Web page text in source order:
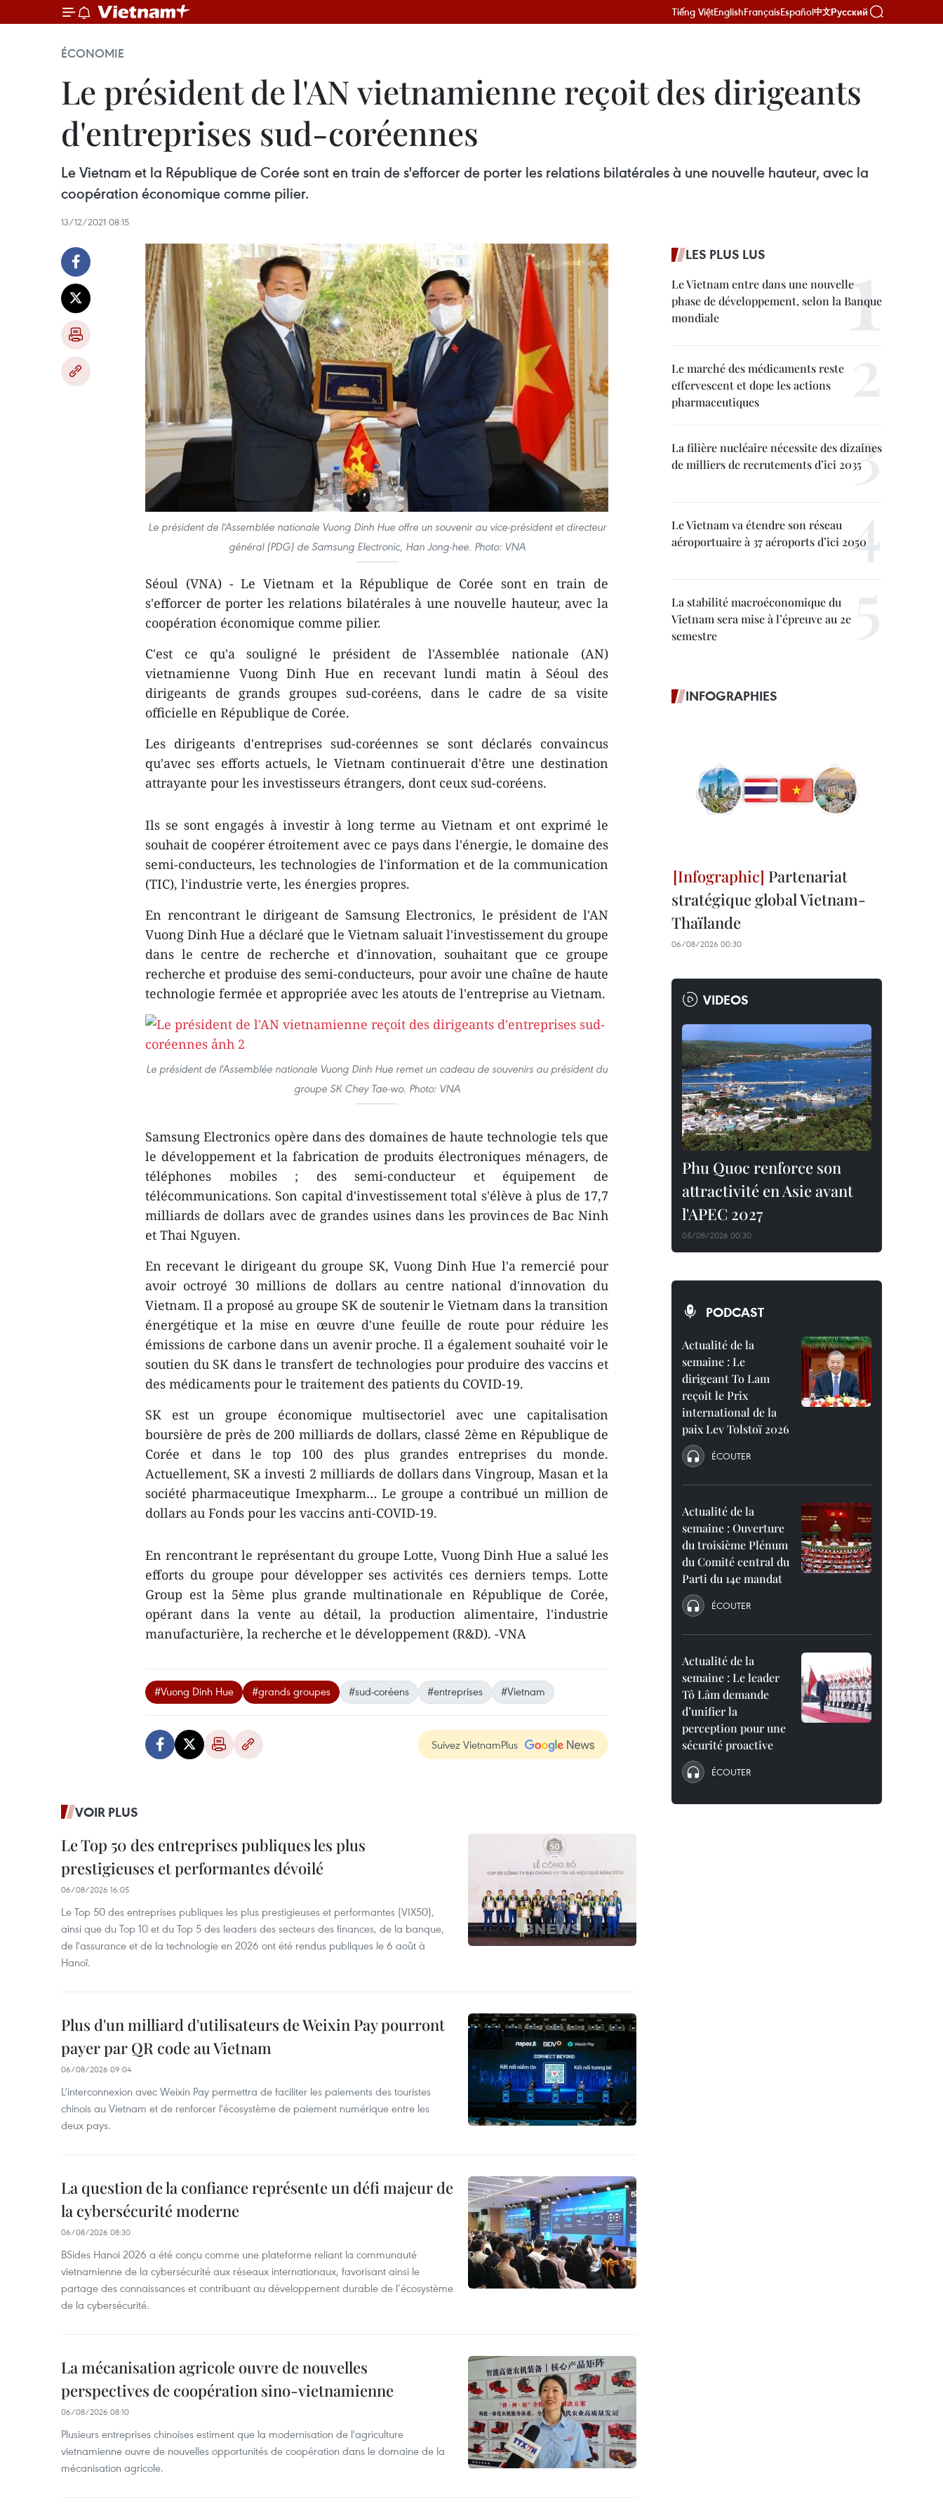
Tiếng ViệtEnglishFrançaisEspañol中文Русский
ÉCONOMIE
Le président de l'AN vietnamienne reçoit des dirigeants
d'entreprises sud-coréennes
Le Vietnam et la République de Corée sont en train de s'efforcer de porter les relations bilatérales à une nouvelle hauteur, avec la
coopération économique comme pilier.
13/12/2021 08:15
Le président de l'Assemblée nationale Vuong Dinh Hue offre un souvenir au vice-président et directeur
général (PDG) de Samsung Electronic, Han Jong-hee. Photo: VNA
Séoul (VNA) - Le Vietnam et la République de Corée sont en train de
s'efforcer de porter les relations bilatérales à une nouvelle hauteur, avec la
coopération économique comme pilier.
C'est ce qu'a souligné le président de l'Assemblée nationale (AN)
vietnamienne Vuong Dinh Hue en recevant lundi matin à Séoul des
dirigeants de grands groupes sud-coréens, dans le cadre de sa visite
officielle en République de Corée.
Les dirigeants d'entreprises sud-coréennes se sont déclarés convaincus
qu'avec ses efforts actuels, le Vietnam continuerait d'être une destination
attrayante pour les investisseurs étrangers, dont ceux sud-coréens.
Ils se sont engagés à investir à long terme au Vietnam et ont exprimé le
souhait de coopérer étroitement avec ce pays dans l'énergie, le domaine des
semi-conducteurs, les technologies de l'information et de la communication
(TIC), l'industrie verte, les énergies propres.
En rencontrant le dirigeant de Samsung Electronics, le président de l'AN
Vuong Dinh Hue a déclaré que le Vietnam saluait l'investissement du groupe
dans le centre de recherche et d'innovation, souhaitant que ce groupe
recherche et produise des semi-conducteurs, pour avoir une chaîne de haute
technologie fermée et appropriée avec les atouts de l'entreprise au Vietnam.
Le président de l'Assemblée nationale Vuong Dinh Hue remet un cadeau de souvenirs au président du
groupe SK Chey Tae-wo. Photo: VNA
Samsung Electronics opère dans des domaines de haute technologie tels que
le développement et la fabrication de produits électroniques ménagers, de
téléphones mobiles ; des semi-conducteur et équipement de
télécommunications. Son capital d'investissement total s'élève à plus de 17,7
milliards de dollars avec de grandes usines dans les provinces de Bac Ninh
et Thai Nguyen.
En recevant le dirigeant du groupe SK, Vuong Dinh Hue l'a remercié pour
avoir octroyé 30 millions de dollars au centre national d'innovation du
Vietnam. Il a proposé au groupe SK de soutenir le Vietnam dans la transition
énergétique et la mise en œuvre d'une feuille de route pour réduire les
émissions de carbone dans un avenir proche. Il a également souhaité voir le
soutien du SK dans le transfert de technologies pour produire des vaccins et
des médicaments pour le traitement des patients du COVID-19.
SK est un groupe économique multisectoriel avec une capitalisation
boursière de près de 200 milliards de dollars, classé 2ème en République de
Corée et dans le top 100 des plus grandes entreprises du monde.
Actuellement, SK a investi 2 milliards de dollars dans Vingroup, Masan et la
société pharmaceutique Imexpharm… Le groupe a contribué un million de
dollars au Fonds pour les vaccins anti-COVID-19.
En rencontrant le représentant du groupe Lotte, Vuong Dinh Hue a salué les
efforts du groupe pour développer ses activités ces derniers temps. Lotte
Group est la 5ème plus grande multinationale en République de Corée,
opérant dans la vente au détail, la production alimentaire, l'industrie
manufacturière, la recherche et le développement (R&D). -VNA
#Vuong Dinh Hue #grands groupes #sud-coréens #entreprises #Vietnam
Suivez VietnamPlus
VOIR PLUS
Le Top 50 des entreprises publiques les plus
prestigieuses et performantes dévoilé
06/08/2026 16:05
Le Top 50 des entreprises publiques les plus prestigieuses et performantes (VIX50),
ainsi que du Top 10 et du Top 5 des leaders des secteurs des finances, de la banque,
de l'assurance et de la technologie en 2026 ont été rendus publiques le 6 août à
Hanoï.
Plus d'un milliard d'utilisateurs de Weixin Pay pourront
payer par QR code au Vietnam
06/08/2026 09:04
L'interconnexion avec Weixin Pay permettra de faciliter les paiements des touristes
chinois au Vietnam et de renforcer l'écosystème de paiement numérique entre les
deux pays.
La question de la confiance représente un défi majeur de
la cybersécurité moderne
06/08/2026 08:30
BSides Hanoi 2026 a été conçu comme une plateforme reliant la communauté
vietnamienne de la cybersécurité aux réseaux internationaux, favorisant ainsi le
partage des connaissances et contribuant au développement durable de l’écosystème
de la cybersécurité.
La mécanisation agricole ouvre de nouvelles
perspectives de coopération sino-vietnamienne
06/08/2026 08:10
Plusieurs entreprises chinoises estiment que la modernisation de l'agriculture
vietnamienne ouvre de nouvelles opportunités de coopération dans le domaine de la
mécanisation agricole.
LES PLUS LUS
Le Vietnam entre dans une nouvelle
phase de développement, selon la Banque
mondiale
Le marché des médicaments reste
effervescent et dope les actions
pharmaceutiques
La filière nucléaire nécessite des dizaines
de milliers de recrutements d’ici 2035
Le Vietnam va étendre son réseau
aéroportuaire à 37 aéroports d’ici 2050
La stabilité macroéconomique du
Vietnam sera mise à l’épreuve au 2e
semestre
INFOGRAPHIES
Partenariat
stratégique global Vietnam-
Thaïlande
06/08/2026 00:30
VIDEOS
Phu Quoc renforce son
attractivité en Asie avant
l'APEC 2027
05/08/2026 00:30
PODCAST
Actualité de la
semaine : Le
dirigeant To Lam
reçoit le Prix
international de la
paix Lev Tolstoï 2026
ÉCOUTER
Actualité de la
semaine : Ouverture
du troisième Plénum
du Comité central du
Parti du 14e mandat
ÉCOUTER
Actualité de la
semaine : Le leader
Tô Lâm demande
d’unifier la
perception pour une
sécurité proactive
ÉCOUTER